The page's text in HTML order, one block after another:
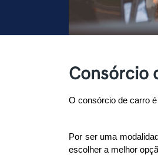
Consórcio
O consórcio de carro
Por ser uma
escolher a melhor